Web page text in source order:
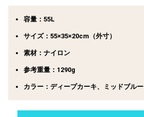
容量 ：55L
サイズ：55×35×20cm（外寸）
素材：ナイロン
参考重量 ：1290g
カラー ：ディープカーキ、ミッドブルー